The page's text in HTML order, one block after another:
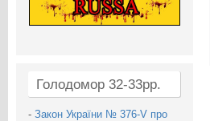
Голодомор 32-33рр.
- Закон України № 376-V про